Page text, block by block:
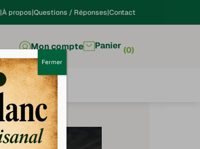
À propos Questions / Réponses Contact
Mon compte Panier 0
Fermer